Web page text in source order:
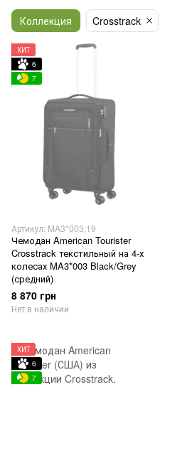
Коллекция Crosstrack
ХИТ
6
7
Артикул: MA3*003;19
Чемодан American Tourister
Crosstrack текстильный на 4-х
колесах MA3*003 Black/Grey
(средний)
8 870 грн
Нет в наличии
ХИТ
6
7